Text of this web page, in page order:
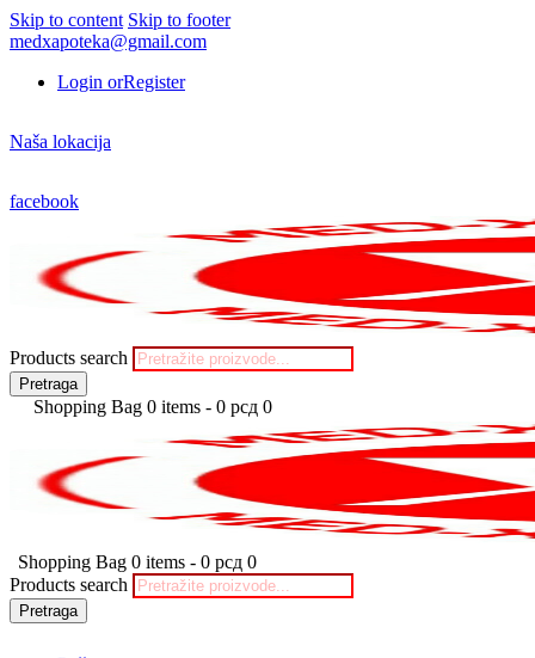
Skip to content Skip to footer
medxapoteka@gmail.com
Login orRegister
Naša lokacija
facebook
Products search
Pretraga
Shopping Bag 0 items - 0 рсд 0
Shopping Bag 0 items - 0 рсд 0
Products search
Pretraga